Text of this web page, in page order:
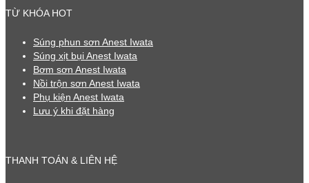
TỪ KHÓA HOT
Súng phun sơn Anest Iwata
Súng xịt bụi Anest Iwata
Bơm sơn Anest Iwata
Nồi trộn sơn Anest Iwata
Phụ kiện Anest Iwata
Lưu ý khi đặt hàng
THANH TOÁN & LIÊN HỆ